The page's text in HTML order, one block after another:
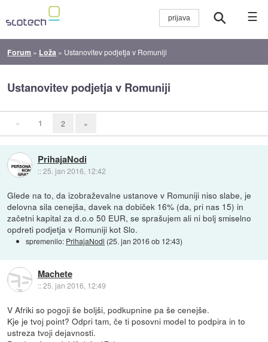
☰
Forum » Loža » Ustanovitev podjetja v Romuniji
Ustanovitev podjetja v Romuniji
« 1 2 »
PrihajaNodi
::25. jan 2016, 12:42
Glede na to, da izobraževalne ustanove v Romuniji niso slabe, je
delovna sila cenejša, davek na dobiček 16% (da, pri nas 15) in
začetni kapital za d.o.o 50 EUR, se sprašujem ali ni bolj smiselno
opdreti podjetja v Romuniji kot Slo.
spremenilo: PrihajaNodi (25. jan 2016 ob 12:43)
Machete
::25. jan 2016, 12:49
V Afriki so pogoji še boljši, podkupnine pa še cenejše.
Kje je tvoj point? Odpri tam, če ti posovni model to podpira in to
ustreza tvoji dejavnosti.